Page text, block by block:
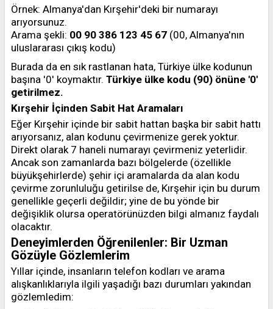
Örnek: Almanya'dan Kırşehir'deki bir numarayı
arıyorsunuz.
Arama şekli: 00 90 386 123 45 67 (00, Almanya'nın
uluslararası çıkış kodu)
Burada da en sık rastlanan hata, Türkiye ülke kodunun
başına '0' koymaktır. Türkiye ülke kodu (90) önüne '0'
getirilmez.
Kırşehir İçinden Sabit Hat Aramaları
Eğer Kırşehir içinde bir sabit hattan başka bir sabit hattı
arıyorsanız, alan kodunu çevirmenize gerek yoktur.
Direkt olarak 7 haneli numarayı çevirmeniz yeterlidir.
Ancak son zamanlarda bazı bölgelerde (özellikle
büyükşehirlerde) şehir içi aramalarda da alan kodu
çevirme zorunluluğu getirilse de, Kırşehir için bu durum
genellikle geçerli değildir; yine de bu yönde bir
değişiklik olursa operatörünüzden bilgi almanız faydalı
olacaktır.
Deneyimlerden Öğrenilenler: Bir Uzman
Gözüyle Gözlemlerim
Yıllar içinde, insanların telefon kodları ve arama
alışkanlıklarıyla ilgili yaşadığı bazı durumları yakından
gözlemledim: